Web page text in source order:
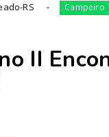
Campeiro 21ª
II